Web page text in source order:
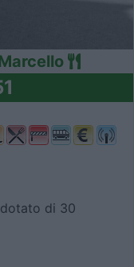
di 30